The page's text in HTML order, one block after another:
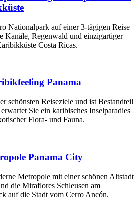
Nationalpark auf einer 3-tägigen Reise
Kanäle, Regenwald und einzigartiger
Costa Ricas.
Panama
schönsten Reiseziele und ist Bestandteil
Sie ein karibisches Inselparadies
Flora- und Fauna.
Panama City
Metropole mit einer schönen Altstadt
die Miraflores Schleusen am
auf die Stadt vom Cerro Ancón.